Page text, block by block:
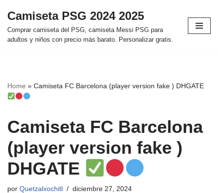
Saltar
al
Camiseta PSG 2024 2025
Comprar camiseta del PSG, camiseta Messi PSG para
adultos y niños con precio más barato. Personalizar gratis.
Home » Camiseta FC Barcelona (player version fake ) DHGATE
Camiseta FC Barcelona
(player version fake )
DHGATE
por Quetzalxochitl diciembre 27, 2024